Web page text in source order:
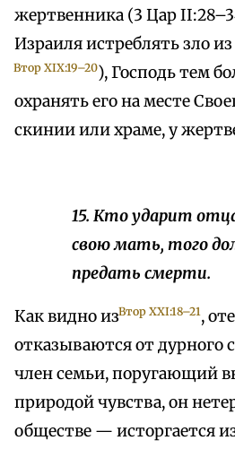
жертвенника (3 Цар
Израиля истреблять зло
Втор XIX:19–20), Господь тем
охранять его на месте
скинии или храме, у
15. Кто ударит
свою мать, того
предать смерти.
Как видно изВтор XXI:18–21,
отказываются от
член семьи, поругающий
природой чувства, он
обществе — исторгается